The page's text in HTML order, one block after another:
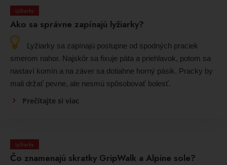
Lyžiarky
Ako sa správne zapínajú lyžiarky?
Lyžiarky sa zapínajú postupne od spodných praciek
smerom nahor. Najskôr sa fixuje päta a priehlavok, potom sa
nastaví komín a na záver sa dotiahne horný pásik. Pracky by
mali držať pevne, ale nesmú spôsobovať bolesť.
Prečítajte si viac
Lyžiarky
Čo znamenajú skratky GripWalk a Alpine sole?